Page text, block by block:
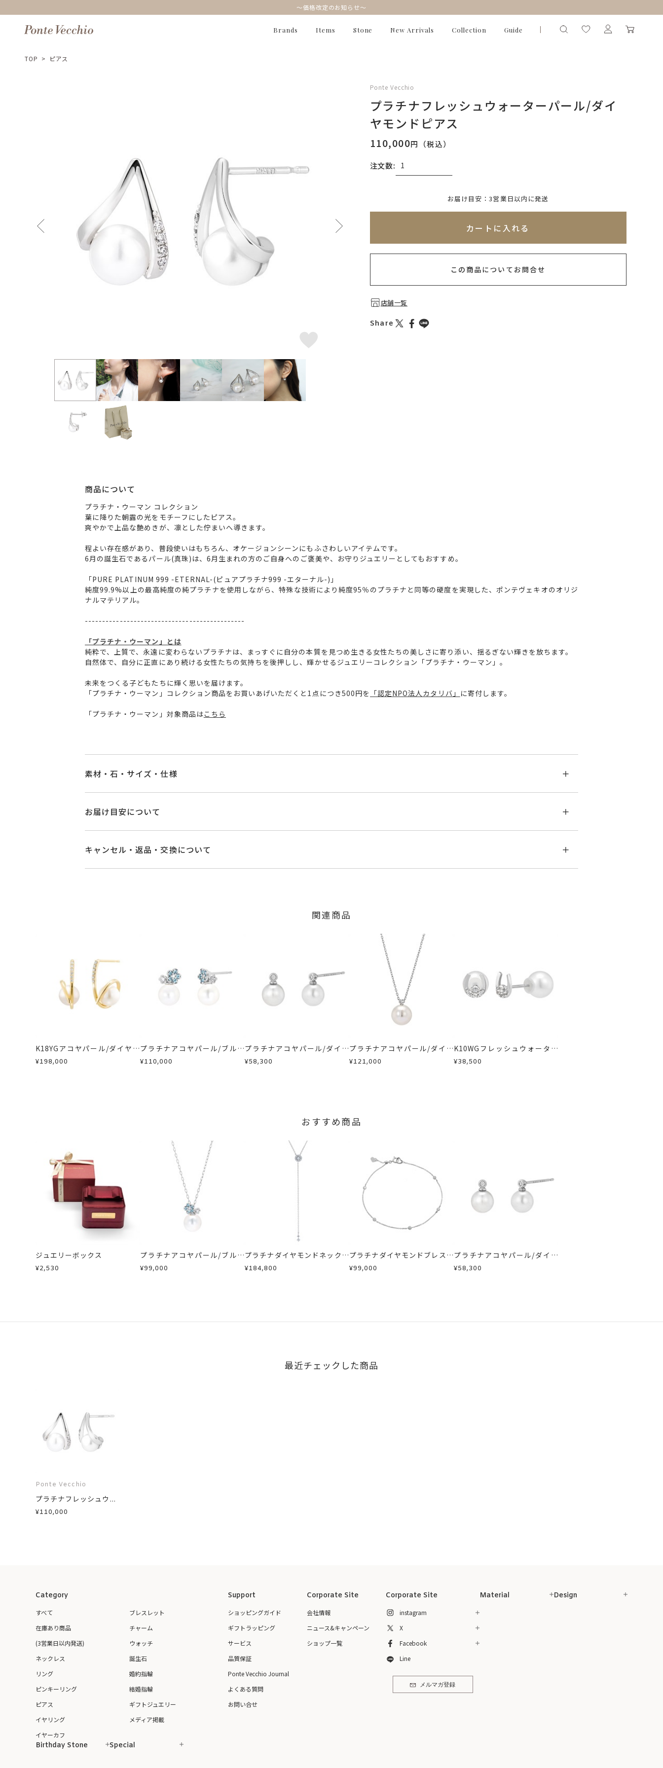
～価格改定のお知らせ～
Brands Items Stone New Arrivals Collection Guide
TOP > ピアス
Ponte Vecchio
プラチナフレッシュウォーターパール/ダイ
ヤモンドピアス
110,000円（税込）
注文数:
※必ず選択ください
お届け目安：3営業日以内に発送
カートに入れる
この商品についてお問合せ
店舗一覧
Share
商品について
プラチナ・ウーマン コレクション
葉に降りた朝露の光をモチーフにしたピアス。
爽やかで上品な艶めきが、凛とした佇まいへ導きます。
程よい存在感があり、普段使いはもちろん、オケージョンシーンにもふさわしいアイテムです。
6月の誕生石であるパール(真珠)は、6月生まれの方のご自身へのご褒美や、お守りジュエリーとしてもおすすめ。
「PURE PLATINUM 999 -ETERNAL-(ピュアプラチナ999 -エターナル-)」
純度99.9%以上の最高純度の純プラチナを使用しながら、特殊な技術により純度95％のプラチナと同等の硬度を実現した、ポンテヴェキオのオリジ
ナルマテリアル。
----------------------------------------------
「プラチナ・ウーマン」とは
純粋で、上質で、永遠に変わらないプラチナは、まっすぐに自分の本質を見つめ生きる女性たちの美しさに寄り添い、揺るぎない輝きを放ちます。
自然体で、自分に正直にあり続ける女性たちの気持ちを後押しし、輝かせるジュエリーコレクション「プラチナ・ウーマン」。
未来をつくる子どもたちに輝く思いを届けます。
「プラチナ・ウーマン」コレクション商品をお買いあげいただくと1点につき500円を 「認定NPO法人カタリバ」 に寄付します。
「プラチナ・ウーマン」対象商品はこちら
素材・石・サイズ・仕様
素材 Pt999/Pt900
フレッシュウォーターパール
※パールの色味には多少の個体差がございます。
カテゴリー ピアス ダイヤモンド ピュアプラチナ999、プラチナ
刻印
お届け目安について
ご注文およびご入金確認後、以下の日程にて発送いたします。
■お届け目安が「3営業日以内に発送」の商品
・受注生産となる場合： 商品ページに記載のある目安日数を頂戴し、一から製作いたします。
※お急ぎの方はご注文前にお問い合わせください。事前に現在の納期状況を確認いたします。
お届け予定日はご注文から2営業日以内にメールにてご案内いたします。
キャンセル・返品・交換について
・到着後ご連絡無く7日以上経過した商品
・刻印をお入れした商品
・販売期間が限定されている商品
・過度な交換・返品を繰り返している場合
商品の品質には万全を期しておりますが、万が一不良品の場合、またはご注文のお品と異なる場合は、早急に商品を交換させていただきます。
詳細はこちら
関連商品
K18YGアコヤパール/ダイヤモ
ンドピアス
¥198,000
プラチナアコヤパール/ブルー
トパーズ/ダイヤモンドピアス
¥110,000
プラチナアコヤパール/ダイヤ
モンドピアス
¥58,300
プラチナアコヤパール/ダイヤ
モンドネックレス
¥121,000
K10WGフレッシュウォーター
パール/ホワイトトパーズピア
¥38,500
おすすめ商品
ジュエリーボックス
¥2,530
プラチナアコヤパール/ブルー
トパーズ/ダイヤモンドネック
¥99,000
プラチナダイヤモンドネックレ
ス
¥184,800
プラチナダイヤモンドブレスレ
ット
¥99,000
プラチナアコヤパール/ダイヤ
モンドピアス
¥58,300
最近チェックした商品
Ponte Vecchio
プラチナフレッシュウ...
¥110,000
Category
すべて
在庫あり商品
(3営業日以内発送)
ネックレス
リング
ピンキーリング
ピアス
イヤリング
イヤーカフ
ブレスレット
チャーム
ウォッチ
誕生石
婚約指輪
結婚指輪
ギフトジュエリー
メディア掲載
Support
ショッピングガイド
ギフトラッピング
サービス
品質保証
Ponte Vecchio Journal
よくある質問
お問い合せ
Corporate Site
会社情報
ニュース&キャンペーン
ショップ一覧
Corporate Site
instagram
X
Facebook
Line
メルマガ登録
Material Design
Birthday Stone Special